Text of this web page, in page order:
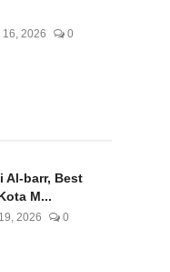
16, 2026 0
Al-barr, Best
M...
2026 0